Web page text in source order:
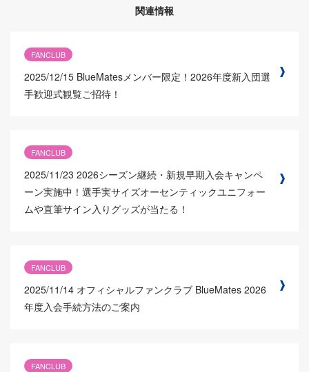
関連情報
FANCLUB
2025/12/15 BlueMatesメンバー限定！2026年度新入団選
手歓迎式観覧ご招待！
FANCLUB
2025/11/23 2026シーズン継続・新規早期入会キャンペ
ーン実施中！選手実サイズオーセンティックユニフォー
ムや直筆サイン入りグッズが当たる！
FANCLUB
2025/11/14 オフィシャルファンクラブ BlueMates 2026
年度入会手続方法のご案内
FANCLUB